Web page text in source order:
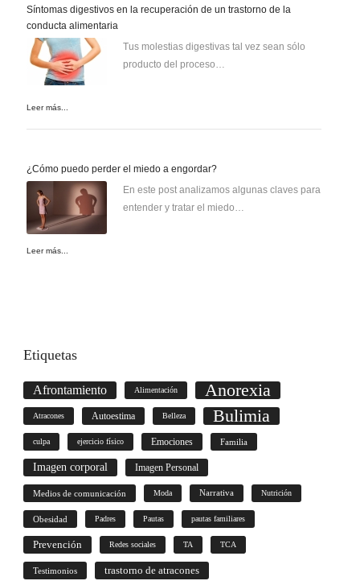
Síntomas digestivos en la recuperación de un trastorno de la
conducta alimentaria
Tus molestias digestivas tal vez sean sólo
producto del proceso…
Leer más...
¿Cómo puedo perder el miedo a engordar?
En este post analizamos algunas claves para
entender y tratar el miedo…
Leer más...
Etiquetas
Afrontamiento Alimentación Anorexia
Atracones Autoestima Belleza Bulimia
culpa ejercicio físico Emociones Familia
Imagen corporal Imagen Personal
Medios de comunicación Moda Narrativa Nutrición
Obesidad Padres Pautas pautas familiares
Prevención Redes sociales TA TCA
Testimonios trastorno de atracones